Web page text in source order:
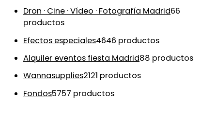
Dron · Cine · Vídeo · Fotografía Madrid66
productos
Efectos especiales4646 productos
Alquiler eventos fiesta Madrid88 productos
Wannasupplies2121 productos
Fondos5757 productos